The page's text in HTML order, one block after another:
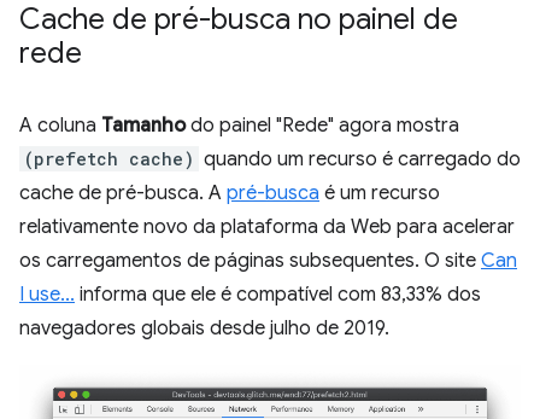
Cache de pré-busca no painel de
rede
A coluna Tamanhodo painel "Rede" agora mostra
(prefetch cache) quando um recurso é carregado do
cache de pré-busca. A pré-busca é um recurso
relativamente novo da plataforma da Web para acelerar
os carregamentos de páginas subsequentes. O site Can
I use... informa que ele é compatível com 83,33% dos
navegadores globais desde julho de 2019.